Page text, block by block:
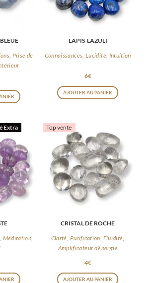
Prise de
LAPIS-LAZULI
Connaissances, Lucidité, Intuition
6€
AJOUTER AU PANIER
Extra
Méditation,
Top vente
CRISTAL DE ROCHE
Clarté, Purification, Fluidité,
Amplificateur d’énergie
4€
AJOUTER AU PANIER